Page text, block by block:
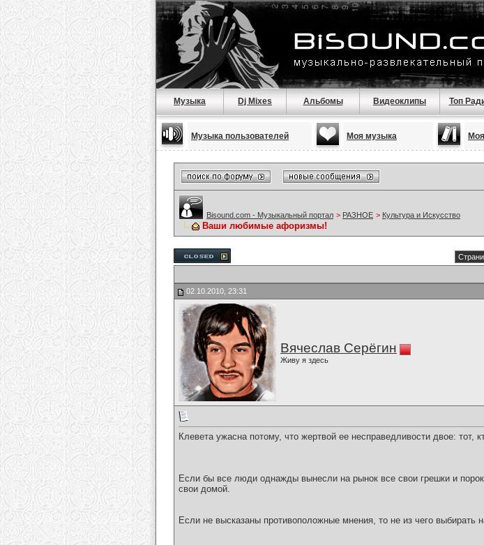
Музыка Dj Mixes Альбомы Видеоклипы Топ
Музыка пользователей Моя музыка
Bisound.com - Музыкальный портал > РАЗНОЕ > Культура и Искусство
Ваши любимые афоризмы!
02.10.2010, 23:31
Вячеслав Серёгин
Живу я здесь
Клевета ужасна потому, что жертвой ее несправедливости двое: тот,
Если бы все люди однажды вынесли на рынок все свои грешки и
свои домой.
Если не высказаны противоположные мнения, то не из чего выбирать